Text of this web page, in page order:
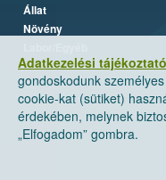
Adatkezelési
gondoskodunk
cookie-kat (sütiket)
érdekében, melynek
„Elfogadom” gombra.
Állat
Növény